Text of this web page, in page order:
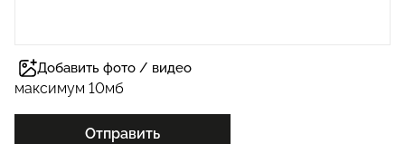
Добавить фото / видео
максимум 10мб
Отправить